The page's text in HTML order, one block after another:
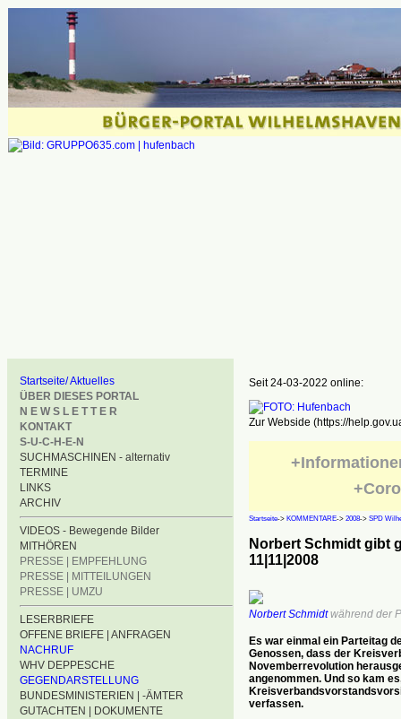
Startseite/ Aktuelles
ÜBER DIESES PORTAL
N E W S L E T T E R
KONTAKT
S-U-C-H-E-N
SUCHMASCHINEN - alternativ
TERMINE
LINKS
ARCHIV
VIDEOS - Bewegende Bilder
MITHÖREN
PRESSE | EMPFEHLUNG
PRESSE | MITTEILUNGEN
PRESSE | UMZU
LESERBRIEFE
OFFENE BRIEFE | ANFRAGEN
NACHRUF
WHV DEPPESCHE
GEGENDARSTELLUNG
BUNDESMINISTERIEN | -ÄMTER
GUTACHTEN | DOKUMENTE
Seit 24-03-2022 online:
Zur Webside (https://
Startseite-> KOMMENTARE-> 2008-> SPD
Norbert Schmidt gibt
11|11|2008
Norbert Schmidtwährend der
Es war einmal ein Parteitag
Genossen, dass der
Novemberrevolution
angenommen. Und so kam
verfassen.